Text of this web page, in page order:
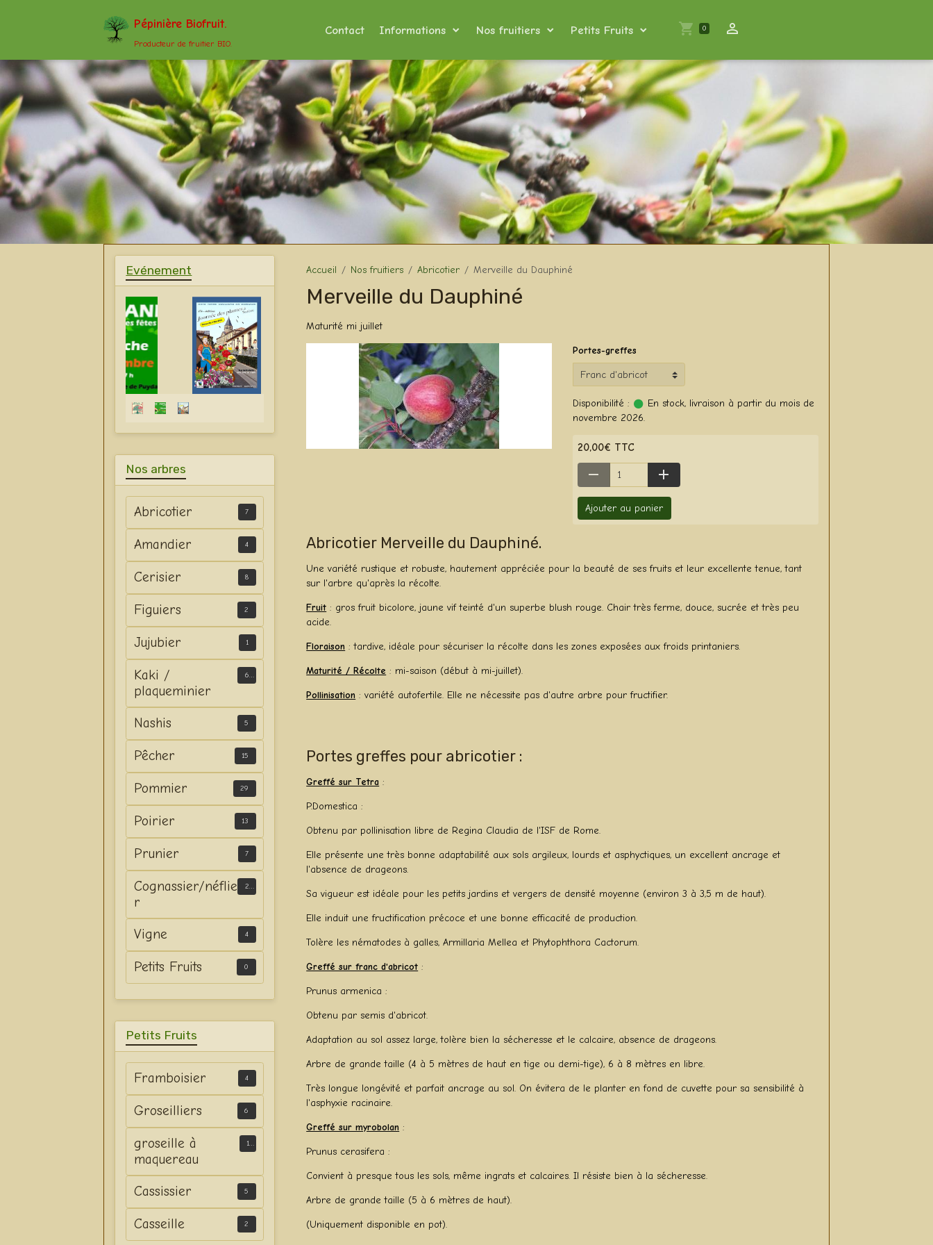
Pépinière Biofruit.
Producteur de fruitier BIO.
Contact Informations Nos fruitiers Petits Fruits 0
Accueil Nos fruitiers Abricotier Merveille du Dauphiné
Merveille du Dauphiné
Maturité mi juillet
Portes-greffes
Disponibilité :
En stock, livraison à partir du mois de
novembre 2026.
20,00€ TTC
Ajouter au panier
Abricotier Merveille du Dauphiné.
Une variété rustique et robuste, hautement appréciée pour la beauté de ses fruits et leur excellente tenue, tant
sur l'arbre qu'après la récolte.
Fruit : gros fruit bicolore, jaune vif teinté d'un superbe blush rouge. Chair très ferme, douce, sucrée et très peu
acide.
Floraison : tardive, idéale pour sécuriser la récolte dans les zones exposées aux froids printaniers.
Maturité / Récolte : mi-saison (début à mi-juillet).
Pollinisation : variété autofertile. Elle ne nécessite pas d'autre arbre pour fructifier.
Portes greffes pour abricotier :
Greffé sur Tetra :
P.Domestica :
Obtenu par pollinisation libre de Regina Claudia de l'ISF de Rome.
Elle présente une très bonne adaptabilité aux sols argileux, lourds et asphyctiques, un excellent ancrage et
l'absence de drageons.
Sa vigueur est idéale pour les petits jardins et vergers de densité moyenne (environ 3 à 3,5 m de haut).
Elle induit une fructification précoce et une bonne efficacité de production.
Tolère les nématodes à galles, Armillaria Mellea et Phytophthora Cactorum.
Greffé sur franc d'abricot :
Prunus armenica :
Obtenu par semis d'abricot.
Adaptation au sol assez large, tolère bien la sécheresse et le calcaire, absence de drageons.
Arbre de grande taille (4 à 5 mètres de haut en tige ou demi-tige), 6 à 8 mètres en libre.
Très longue longévité et parfait ancrage au sol. On évitera de le planter en fond de cuvette pour sa sensibilité à
l'asphyxie racinaire.
Greffé sur myrobolan :
Prunus cerasifera :
Convient à presque tous les sols, même ingrats et calcaires. Il résiste bien à la sécheresse.
Arbre de grande taille (5 à 6 mètres de haut).
(Uniquement disponible en pot).
Evénement
Nos arbres
Abricotier 7
Amandier 4
Cerisier 8
Figuiers 2
Jujubier 1
Kaki /
plaqueminier
6
Nashis 5
Pêcher 15
Pommier 29
Poirier 13
Prunier 7
Cognassier/néflie
r
2
Vigne 4
Petits Fruits 0
Petits Fruits
Framboisier 4
Groseilliers 6
groseille à
maquereau
1
Cassissier 5
Casseille 2